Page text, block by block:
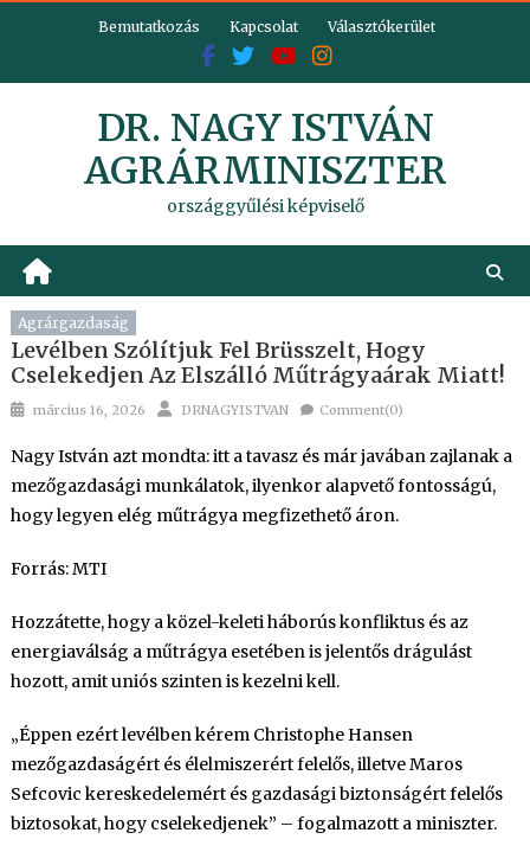
Bemutatkozás Kapcsolat Választókerület
DR. NAGY ISTVÁN
AGRÁRMINISZTER
országgyűlési képviselő
Agrárgazdaság
Levélben Szólítjuk Fel Brüsszelt, Hogy
Cselekedjen Az Elszálló Műtrágyaárak Miatt!
Posted
március 16, 2026 Author
DRNAGYISTVAN Comment(0)
Nagy István azt mondta: itt a tavasz és már javában zajlanak a
mezőgazdasági munkálatok, ilyenkor alapvető fontosságú,
hogy legyen elég műtrágya megfizethető áron.
Forrás: MTI
Hozzátette, hogy a közel-keleti háborús konfliktus és az
energiaválság a műtrágya esetében is jelentős drágulást
hozott, amit uniós szinten is kezelni kell.
„Éppen ezért levélben kérem Christophe Hansen
mezőgazdaságért és élelmiszerért felelős, illetve Maros
Sefcovic kereskedelemért és gazdasági biztonságért felelős
biztosokat, hogy cselekedjenek” – fogalmazott a miniszter.